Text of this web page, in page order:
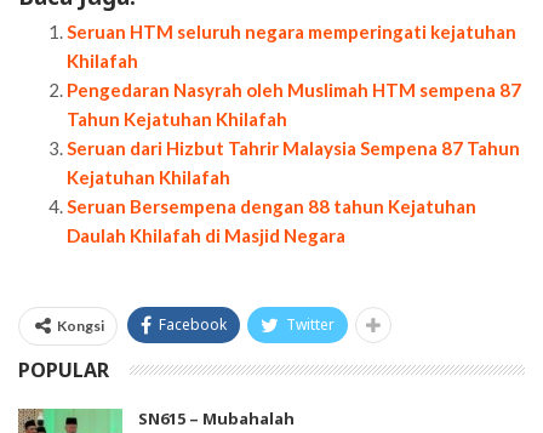
Seruan HTM seluruh negara memperingati kejatuhan
Khilafah
Pengedaran Nasyrah oleh Muslimah HTM sempena 87
Tahun Kejatuhan Khilafah
Seruan dari Hizbut Tahrir Malaysia Sempena 87 Tahun
Kejatuhan Khilafah
Seruan Bersempena dengan 88 tahun Kejatuhan
Daulah Khilafah di Masjid Negara
Kongsi Facebook Twitter
POPULAR
SN615 – Mubahalah